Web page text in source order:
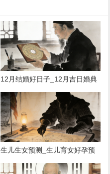
12月结婚好日子_12月吉日婚典
佳选
生儿生女预测_生儿育女好孕预
测